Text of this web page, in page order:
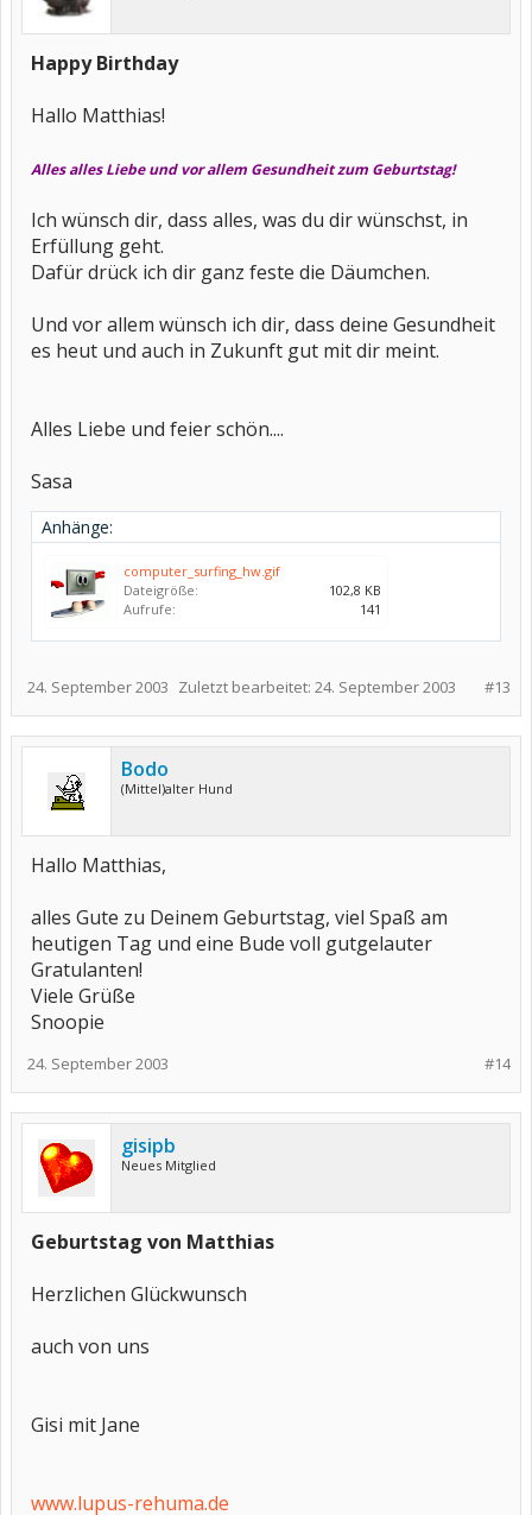
Happy Birthday
Hallo Matthias!
Alles alles Liebe und vor allem Gesundheit zum Geburtstag!
Ich wünsch dir, dass alles, was du dir wünschst, in
Erfüllung geht.
Dafür drück ich dir ganz feste die Däumchen.
Und vor allem wünsch ich dir, dass deine Gesundheit
es heut und auch in Zukunft gut mit dir meint.
Alles Liebe und feier schön....
Sasa
Anhänge:
computer_surfing_hw.gif
Dateigröße:
102,8 KB
Aufrufe:
141
#13
24. September 2003 Zuletzt bearbeitet: 24. September 2003
Bodo
(Mittel)alter Hund
Hallo Matthias,
alles Gute zu Deinem Geburtstag, viel Spaß am
heutigen Tag und eine Bude voll gutgelauter
Gratulanten!
Viele Grüße
Snoopie
#14
24. September 2003
gisipb
Neues Mitglied
Geburtstag von Matthias
Herzlichen Glückwunsch
auch von uns
Gisi mit Jane
www.lupus-rehuma.de